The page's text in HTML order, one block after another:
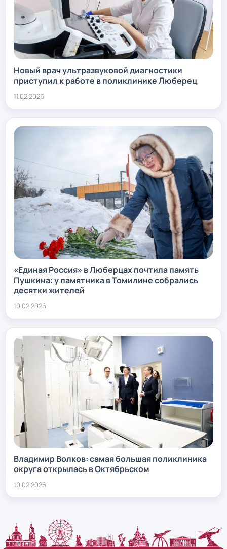
Новый врач ультразвуковой диагностики
приступил к работе в поликлинике Люберец
11.02.2026
«Единая Россия» в Люберцах почтила память
Пушкина: у памятника в Томилине собрались
десятки жителей
10.02.2026
Владимир Волков: самая большая поликлиника
округа открылась в Октябрьском
10.02.2026